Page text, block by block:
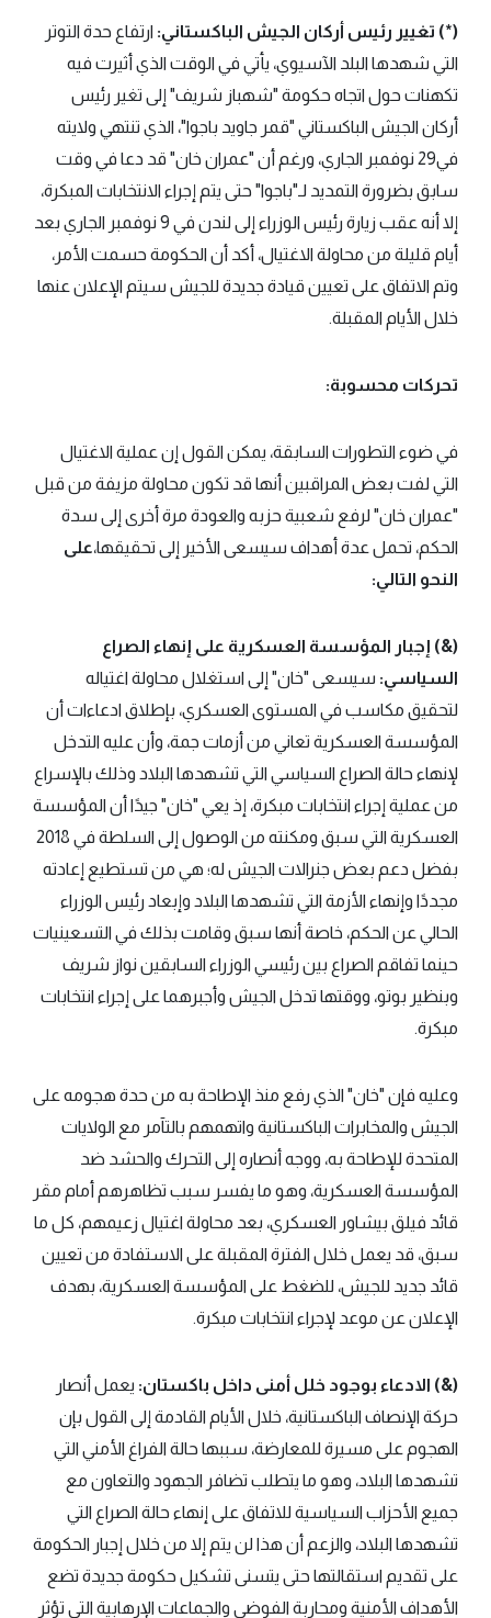
(*) تغيير رئيس أركان الجيش الباكستاني: ارتفاع حدة التوتر
التي شهدها البلد الآسيوي، يأتي في الوقت الذي أثيرت فيه
تكهنات حول اتجاه حكومة "شهباز شريف" إلى تغير رئيس
أركان الجيش الباكستاني "قمر جاويد باجوا"، الذي تنتهي ولايته
في29 نوفمبر الجاري، ورغم أن "عمران خان" قد دعا في وقت
سابق بضرورة التمديد لـ"باجوا" حتى يتم إجراء الانتخابات المبكرة،
إلا أنه عقب زيارة رئيس الوزراء إلى لندن في 9 نوفمبر الجاري بعد
أيام قليلة من محاولة الاغتيال، أكد أن الحكومة حسمت الأمر،
وتم الاتفاق على تعيين قيادة جديدة للجيش سيتم الإعلان عنها
خلال الأيام المقبلة.
تحركات محسوبة:
في ضوء التطورات السابقة، يمكن القول إن عملية الاغتيال
التي لفت بعض المراقبين أنها قد تكون محاولة مزيفة من قبل
"عمران خان" لرفع شعبية حزبه والعودة مرة أخرى إلى سدة
الحكم، تحمل عدة أهداف سيسعى الأخير إلى تحقيقها،على
النحو التالي:
(&) إجبار المؤسسة العسكرية على إنهاء الصراع
السياسي: سيسعى "خان" إلى استغلال محاولة اغتياله
لتحقيق مكاسب في المستوى العسكري، بإطلاق ادعاءات أن
المؤسسة العسكرية تعاني من أزمات جمة، وأن عليه التدخل
لإنهاء حالة الصراع السياسي التي تشهدها البلاد وذلك بالإسراع
من عملية إجراء انتخابات مبكرة، إذ يعي "خان" جيدًا أن المؤسسة
العسكرية التي سبق ومكنته من الوصول إلى السلطة في 2018
بفضل دعم بعض جنرالات الجيش له؛ هي من تستطيع إعادته
مجددًا وإنهاء الأزمة التي تشهدها البلاد وإبعاد رئيس الوزراء
الحالي عن الحكم، خاصة أنها سبق وقامت بذلك في التسعينيات
حينما تفاقم الصراع بين رئيسي الوزراء السابقين نواز شريف
وبنظير بوتو، ووقتها تدخل الجيش وأجبرهما على إجراء انتخابات
مبكرة.
وعليه فإن "خان" الذي رفع منذ الإطاحة به من حدة هجومه على
الجيش والمخابرات الباكستانية واتهمهم بالتآمر مع الولايات
المتحدة للإطاحة به، ووجه أنصاره إلى التحرك والحشد ضد
المؤسسة العسكرية، وهو ما يفسر سبب تظاهرهم أمام مقر
قائد فيلق بيشاور العسكري، بعد محاولة اغتيال زعيمهم، كل ما
سبق، قد يعمل خلال الفترة المقبلة على الاستفادة من تعيين
قائد جديد للجيش، للضغط على المؤسسة العسكرية، بهدف
الإعلان عن موعد لإجراء انتخابات مبكرة.
(&) الادعاء بوجود خلل أمنى داخل باكستان: يعمل أنصار
حركة الإنصاف الباكستانية، خلال الأيام القادمة إلى القول بإن
الهجوم على مسيرة للمعارضة، سببها حالة الفراغ الأمني التي
تشهدها البلاد، وهو ما يتطلب تضافر الجهود والتعاون مع
جميع الأحزاب السياسية للاتفاق على إنهاء حالة الصراع التي
تشهدها البلاد، والزعم أن هذا لن يتم إلا من خلال إجبار الحكومة
على تقديم استقالتها حتى يتسنى تشكيل حكومة جديدة تضع
الأهداف الأمنية ومحاربة الفوضى والجماعات الإرهابية التي تؤثر